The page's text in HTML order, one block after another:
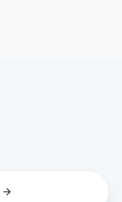
arrow_forward